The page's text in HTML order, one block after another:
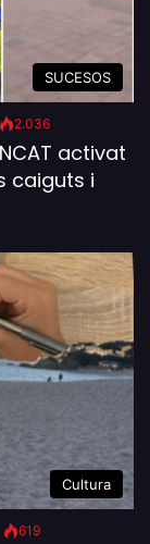
SUCESOS
2.036
activat
caiguts i
Cultura
619